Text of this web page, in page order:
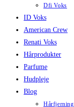
Dfi Voks
ID Voks
American Crew
Renati Voks
Hårprodukter
Parfume
Hudpleje
Blog